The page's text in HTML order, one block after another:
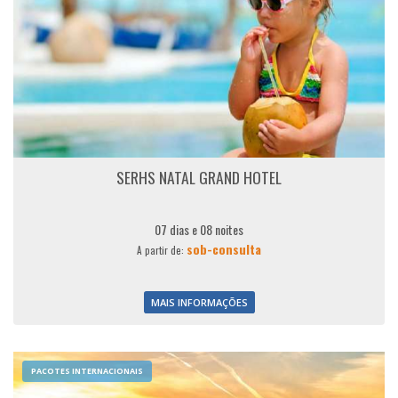
SERHS NATAL GRAND HOTEL
07 dias e 08 noites
A partir de: sob-consulta
MAIS INFORMAÇÕES
PACOTES INTERNACIONAIS